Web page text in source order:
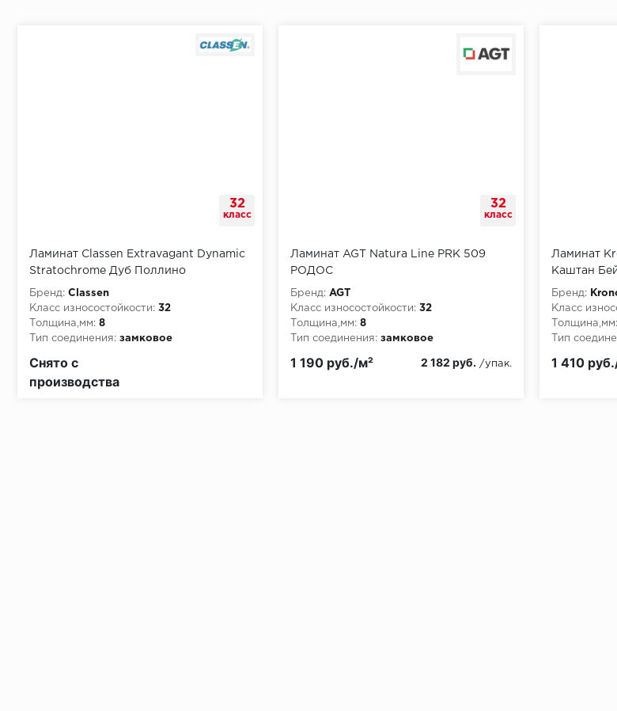
Условия доставки
32
класс
Ламинат Classen Extravagant Dynamic
Stratochrome Дуб Поллино
состаренный 33680
Бренд: Classen
Класс износостойкости: 32
Толщина,мм: 8
Тип соединения: замковое
Снято с
производства
32
класс
Ламинат AGT Natura Line PRK 509
РОДОС
Бренд: AGT
Класс износостойкости: 32
Толщина,мм: 8
Тип соединения: замковое
1 190 руб./м² 2 182 руб. /упак.
Ламинат
Каштан
Бренд:
Класс
Толщина,мм:
Тип
1 410